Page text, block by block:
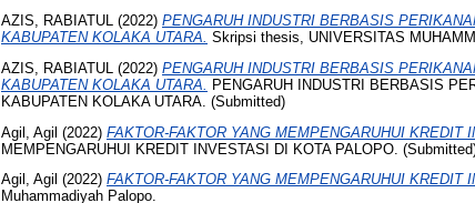
AZIS, RABIATUL
(2022) PENGARUH INDUSTRI BERBASIS
KABUPATEN KOLAKA UTARA. Skripsi thesis, UNIVERSITAS
AZIS, RABIATUL
(2022) PENGARUH INDUSTRI BERBASIS
KABUPATEN KOLAKA UTARA.
PENGARUH INDUSTRI BERBASIS
KABUPATEN KOLAKA UTARA. (Submitted)
Agil, Agil (2022) FAKTOR-FAKTOR YANG MEMPENGARUHUI KREDIT
MEMPENGARUHUI KREDIT INVESTASI DI KOTA PALOPO.
Agil, Agil (2022) FAKTOR-FAKTOR YANG MEMPENGARUHUI KREDIT
Muhammadiyah Palopo.